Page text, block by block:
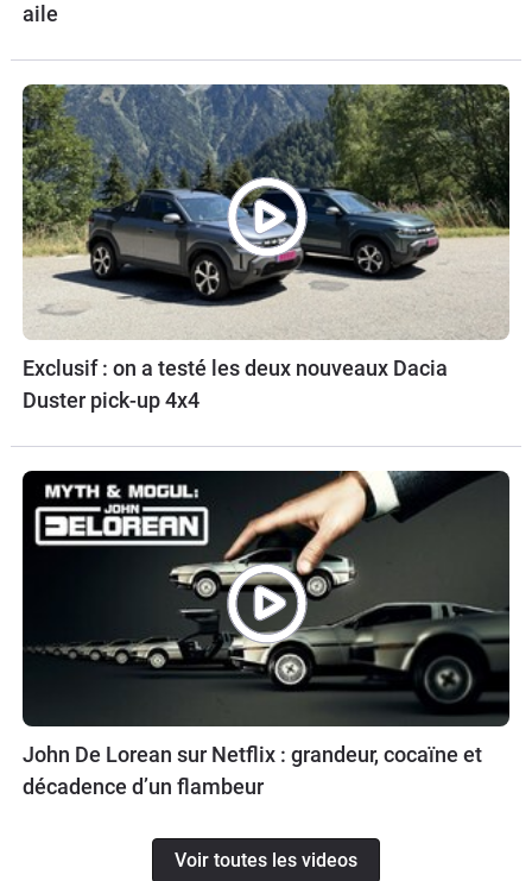
aile
Exclusif : on a testé les deux nouveaux Dacia
Duster pick-up 4x4
John De Lorean sur Netflix : grandeur, cocaïne et
décadence d’un flambeur
Voir toutes les videos